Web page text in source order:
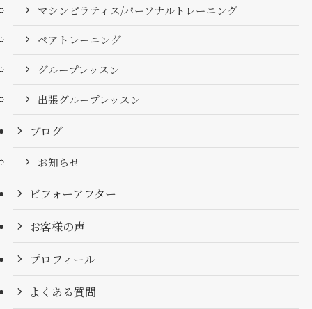
マシンピラティス/パーソナルトレーニング
ペアトレーニング
グループレッスン
出張グループレッスン
ブログ
お知らせ
ビフォーアフター
お客様の声
プロフィール
よくある質問